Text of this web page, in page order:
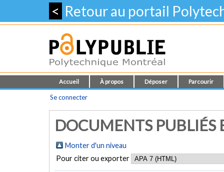
< Retour au portail
Accueil À propos Déposer Parcourir
Se connecter
DOCUMENTS PUBLIÉS
Monter d'un niveau
Pour citer ou exporter